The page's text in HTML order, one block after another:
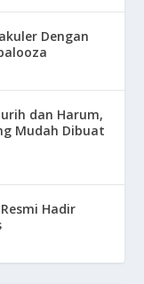
Dengan
dan Harum,
Mudah Dibuat
Hadir